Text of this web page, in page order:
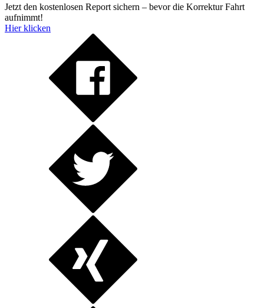
Jetzt den kostenlosen Report sichern – bevor die Korrektur Fahrt
aufnimmt!
Hier klicken